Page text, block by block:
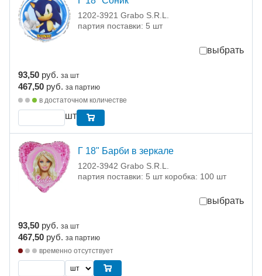
1202-3921 Grabo S.R.L.
партия поставки: 5 шт
выбрать
93,50 руб. за шт
467,50 руб. за партию
в достаточном количестве
шт
Г 18" Барби в зеркале
1202-3942 Grabo S.R.L.
партия поставки: 5 шт коробка: 100 шт
выбрать
93,50 руб. за шт
467,50 руб. за партию
временно отсутствует